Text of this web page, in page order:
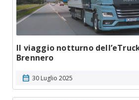
Il viaggio notturno
Brennero
calendar_month 30 Luglio 2025